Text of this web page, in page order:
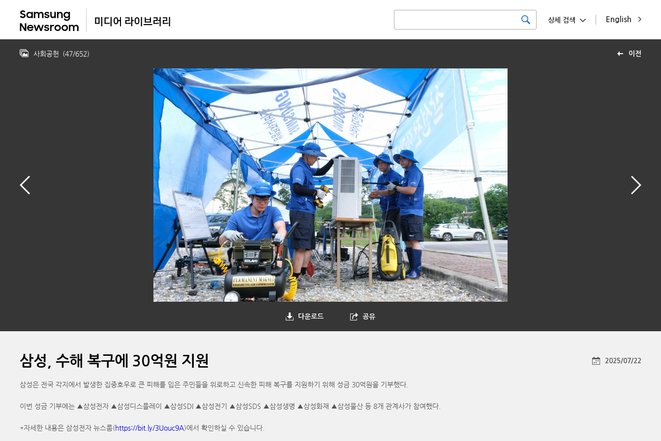
English
상세 검색
이전
사회공헌 (47/652)
다운로드 공유
삼성, 수해 복구에 30억원 지원 2025/07/22
삼성은 전국 각지에서 발생한 집중호우로 큰 피해를 입은 주민들을 위로하고 신속한 피해 복구를 지원하기 위해 성금 30억원을 기부했다.
이번 성금 기부에는 ▲삼성전자 ▲삼성디스플레이 ▲삼성SDI ▲삼성전기 ▲삼성SDS ▲삼성생명 ▲삼성화재 ▲삼성물산 등 8개 관계사가 참여했다.
*자세한 내용은 삼성전자 뉴스룸(https://bit.ly/3Uouc9A)에서 확인하실 수 있습니다.